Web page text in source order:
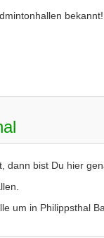
bekannt!
dann bist Du hier
um in Philippsthal